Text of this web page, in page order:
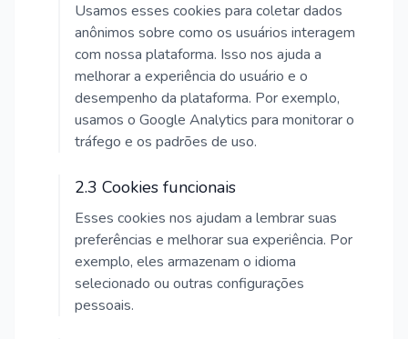
Usamos esses cookies para coletar dados
anônimos sobre como os usuários interagem
com nossa plataforma. Isso nos ajuda a
melhorar a experiência do usuário e o
desempenho da plataforma. Por exemplo,
usamos o Google Analytics para monitorar o
tráfego e os padrões de uso.
2.3 Cookies funcionais
Esses cookies nos ajudam a lembrar suas
preferências e melhorar sua experiência. Por
exemplo, eles armazenam o idioma
selecionado ou outras configurações
pessoais.